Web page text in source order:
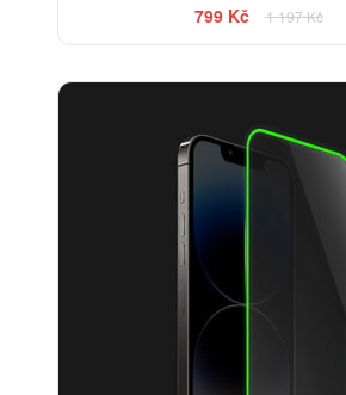
799 Kč
1 197 Kč